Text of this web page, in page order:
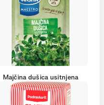
Majčina dušica usitnjena